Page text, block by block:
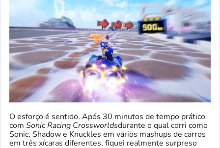
O esforço é sentido. Após 30 minutos de tempo prático
com Sonic Racing Crossworldsdurante o qual corri como
Sonic, Shadow e Knuckles em vários mashups de carros
em três xícaras diferentes, fiquei realmente surpreso